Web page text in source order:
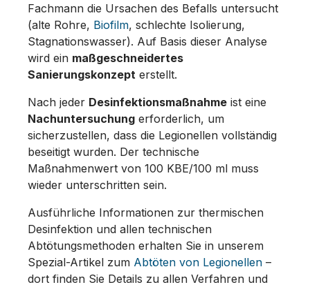
Fachmann die Ursachen des Befalls untersucht
(alte Rohre, Biofilm, schlechte Isolierung,
Stagnationswasser). Auf Basis dieser Analyse
wird ein maßgeschneidertes
Sanierungskonzept erstellt.
Nach jeder Desinfektionsmaßnahme ist eine
Nachuntersuchung erforderlich, um
sicherzustellen, dass die Legionellen vollständig
beseitigt wurden. Der technische
Maßnahmenwert von 100 KBE/100 ml muss
wieder unterschritten sein.
Ausführliche Informationen zur thermischen
Desinfektion und allen technischen
Abtötungsmethoden erhalten Sie in unserem
Spezial-Artikel zum Abtöten von Legionellen –
dort finden Sie Details zu allen Verfahren und